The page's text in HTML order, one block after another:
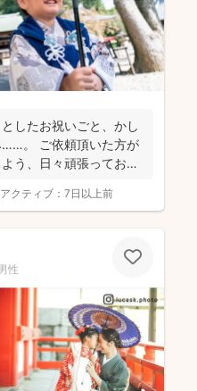
したお祝いごと、かし
……。 ご依頼頂いた方が
う、日々頑張っており
クティブ： 7日以上前
性